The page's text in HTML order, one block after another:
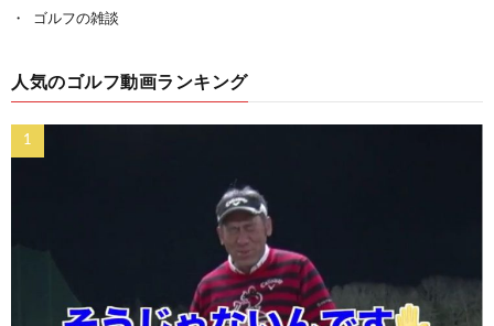
ゴルフの雑談
人気のゴルフ動画ランキング